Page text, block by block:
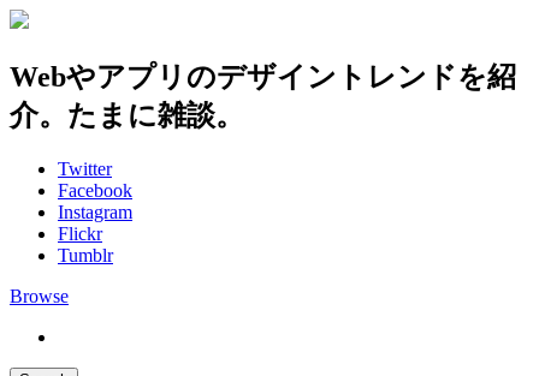
Webやアプリのデザイントレンドを紹
介。たまに雑談。
Twitter
Facebook
Instagram
Flickr
Tumblr
Browse